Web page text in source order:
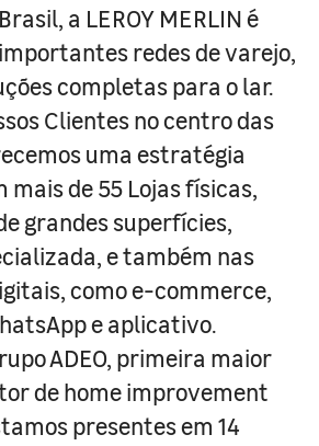
a LEROY MERLIN é
redes de varejo,
completas para o lar.
Clientes no centro das
uma estratégia
de 55 Lojas físicas,
grandes superfícies,
e também nas
como e-commerce,
e aplicativo.
ADEO, primeira maior
de home improvement
presentes em 14